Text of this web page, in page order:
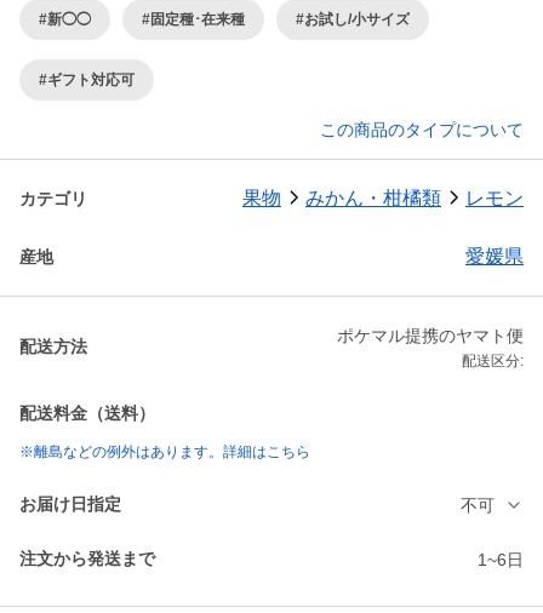
#新◯◯ #固定種･在来種 #お試し/小サイズ
#ギフト対応可
この商品のタイプについて
カテゴリ 果物 みかん・柑橘類 レモン
産地 愛媛県
配送方法
ポケマル提携のヤマト便
配送区分:
配送料金（送料）
※離島などの例外はあります。詳細はこちら
お届け日指定 不可
注文から発送まで 1~6日